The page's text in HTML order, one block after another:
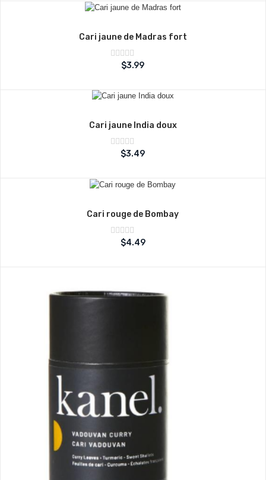
Cari jaune de Madras fort
Note
sur
$3.99
Cari jaune India doux
Note
sur
$3.49
Cari rouge de Bombay
Note
sur
$4.49